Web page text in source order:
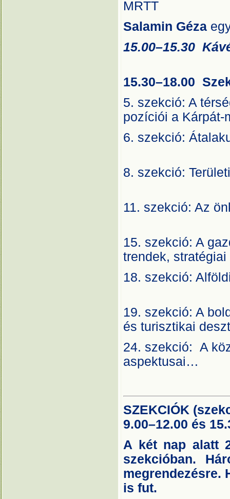
MRTT
Salamin Géza
15.00–15.30
15.30–18.00
5. szekció: A
pozíciói a
6. szekció:
8. szekció:
11. szekció: Az
15. szekció: A
trendek,
18. szekció:
19. szekció: A
és turisztikai
24. szekció: A
SZEKCIÓK
9.00–12.00 és
A két nap alatt
szekcióban.
megrendezésre.
is fut.